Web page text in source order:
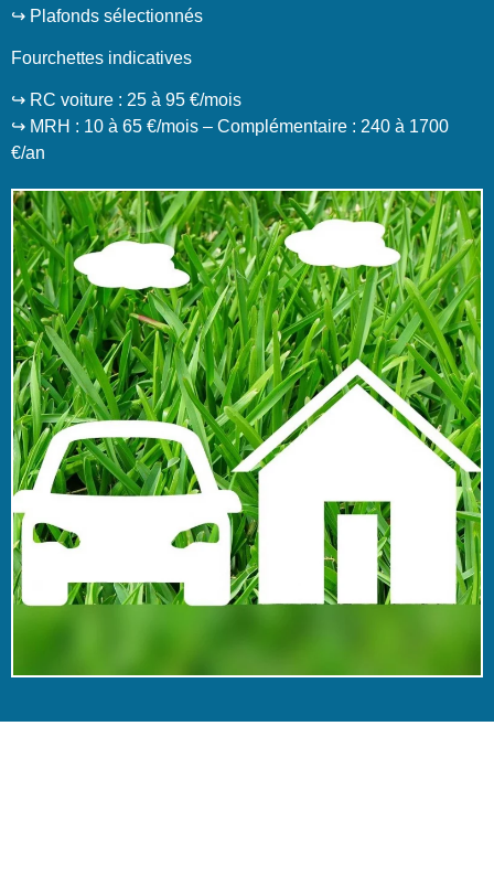
↪️ Plafonds sélectionnés
Fourchettes indicatives
↪️ RC voiture : 25 à 95 €/mois
↪️ MRH : 10 à 65 €/mois – Complémentaire : 240 à 1700
€/an